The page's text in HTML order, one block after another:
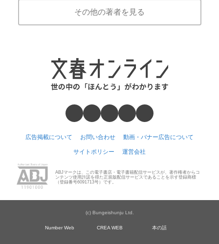
その他の著者を見る
広告掲載について お問い合わせ 動画・バナー広告について
サイトポリシー 運営会社
ABJマークは、この電子書店・電子書籍配信サービスが、著作権者からコ
ンテンツ使用許諾を得た正規版配信サービスであることを示す登録商標
（登録番号6091713号）です。
(c) Bungeishunju Ltd.
Number Web CREA WEB 本の話